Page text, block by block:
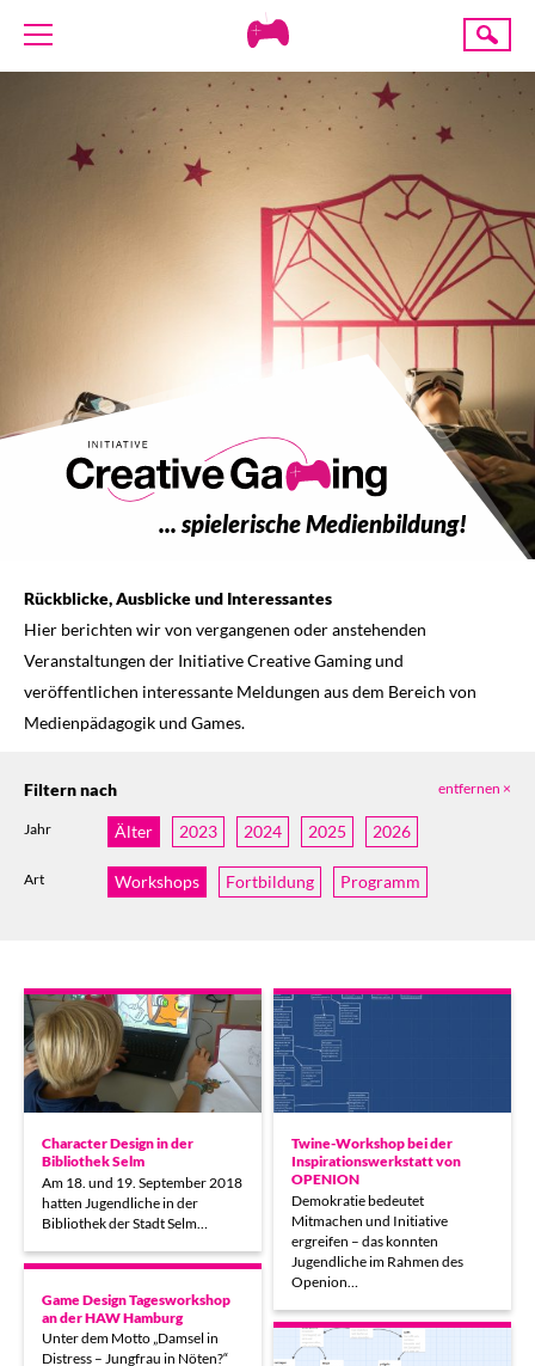
Creative
ÜBER UNS
AKTUELLES
ANGEBOTE
PROJEKTE
PRESSE
SPENDE
Suche
... spielerische Medienbildung!
Rückblicke, Ausblicke und Interessantes
Hier berichten wir von vergangenen oder anstehenden
Veranstaltungen der Initiative Creative Gaming und
veröffentlichen interessante Meldungen aus dem Bereich von
Medienpädagogik und Games.
Filtern nach entfernen ×
Jahr Älter 2023 2024 2025 2026
Art Workshops Fortbildung Programm
Character Design in der
Bibliothek Selm
Am 18. und 19. September 2018
hatten Jugendliche in der
Bibliothek der Stadt Selm…
Twine-Workshop bei der
Inspirationswerkstatt von
OPENION
Demokratie bedeutet
Mitmachen und Initiative
ergreifen – das konnten
Jugendliche im Rahmen des
Openion…
Game Design Tagesworkshop
an der HAW Hamburg
Unter dem Motto „Damsel in
Distress – Jungfrau in Nöten?“